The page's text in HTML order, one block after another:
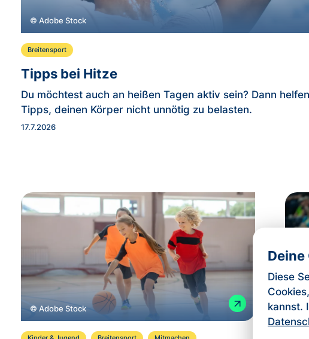
© Adobe Stock
Breitensport
Tipps bei Hitze
Du möchtest auch an heißen Tagen aktiv sein? Dann
Tipps, deinen Körper nicht unnötig zu belasten.
17.7.2026
© Adobe Stock ©
Diese
kannst.